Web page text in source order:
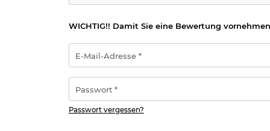
WICHTIG!! Damit Sie eine Bewertung
Mail-
Adresse
*
Passwort vergessen?